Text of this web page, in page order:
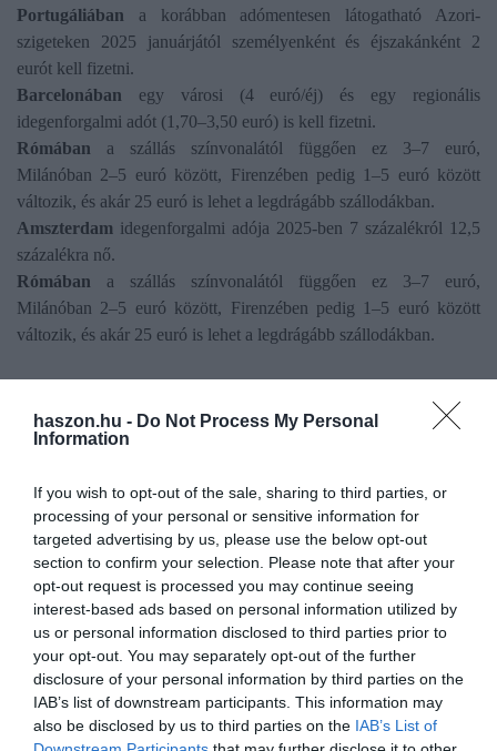
haszon.hu - Do Not Process My Personal
Information
If you wish to opt-out of the sale, sharing to third parties, or
processing of your personal or sensitive information for
targeted advertising by us, please use the below opt-out
section to confirm your selection. Please note that after your
opt-out request is processed you may continue seeing
interest-based ads based on personal information utilized by
us or personal information disclosed to third parties prior to
your opt-out. You may separately opt-out of the further
disclosure of your personal information by third parties on the
IAB’s list of downstream participants. This information may
also be disclosed by us to third parties on the IAB’s List of
Portugáliában a korábban adómentesen látogatható Azori-
szigeteken 2025 januárjától személyenként és éjszakánként 2
eurót kell fizetni.
Barcelonában egy városi (4 euró/éj) és egy regionális
idegenforgalmi adót (1,70–3,50 euró) is kell fizetni.
Rómában a szállás színvonalától függően ez 3–7 euró,
Milánóban 2–5 euró között, Firenzében pedig 1–5 euró között
változik, és akár 25 euró is lehet a legdrágább szállodákban.
Amszterdam idegenforgalmi adója 2025-ben 7 százalékról 12,5
százalékra nő.
Rómában a szállás színvonalától függően ez 3–7 euró,
Milánóban 2–5 euró között, Firenzében pedig 1–5 euró között
változik, és akár 25 euró is lehet a legdrágább szállodákban.
meditterrán